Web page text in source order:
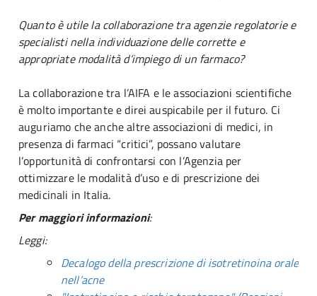
Quanto è utile la collaborazione tra agenzie regolatorie e
specialisti nella individuazione delle corrette e
appropriate modalità d’impiego di un farmaco?
La collaborazione tra l’AIFA e le associazioni scientifiche
è molto importante e direi auspicabile per il futuro. Ci
auguriamo che anche altre associazioni di medici, in
presenza di farmaci “critici”, possano valutare
l’opportunità di confrontarsi con l’Agenzia per
ottimizzare le modalità d’uso e di prescrizione dei
medicinali in Italia.
Per maggiori informazioni:
Leggi:
Decalogo della prescrizione di isotretinoina orale
nell’acne